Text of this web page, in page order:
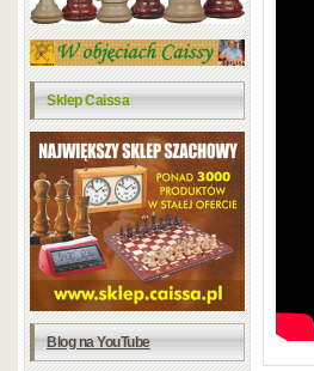
Sklep Caissa
Blog na YouTube